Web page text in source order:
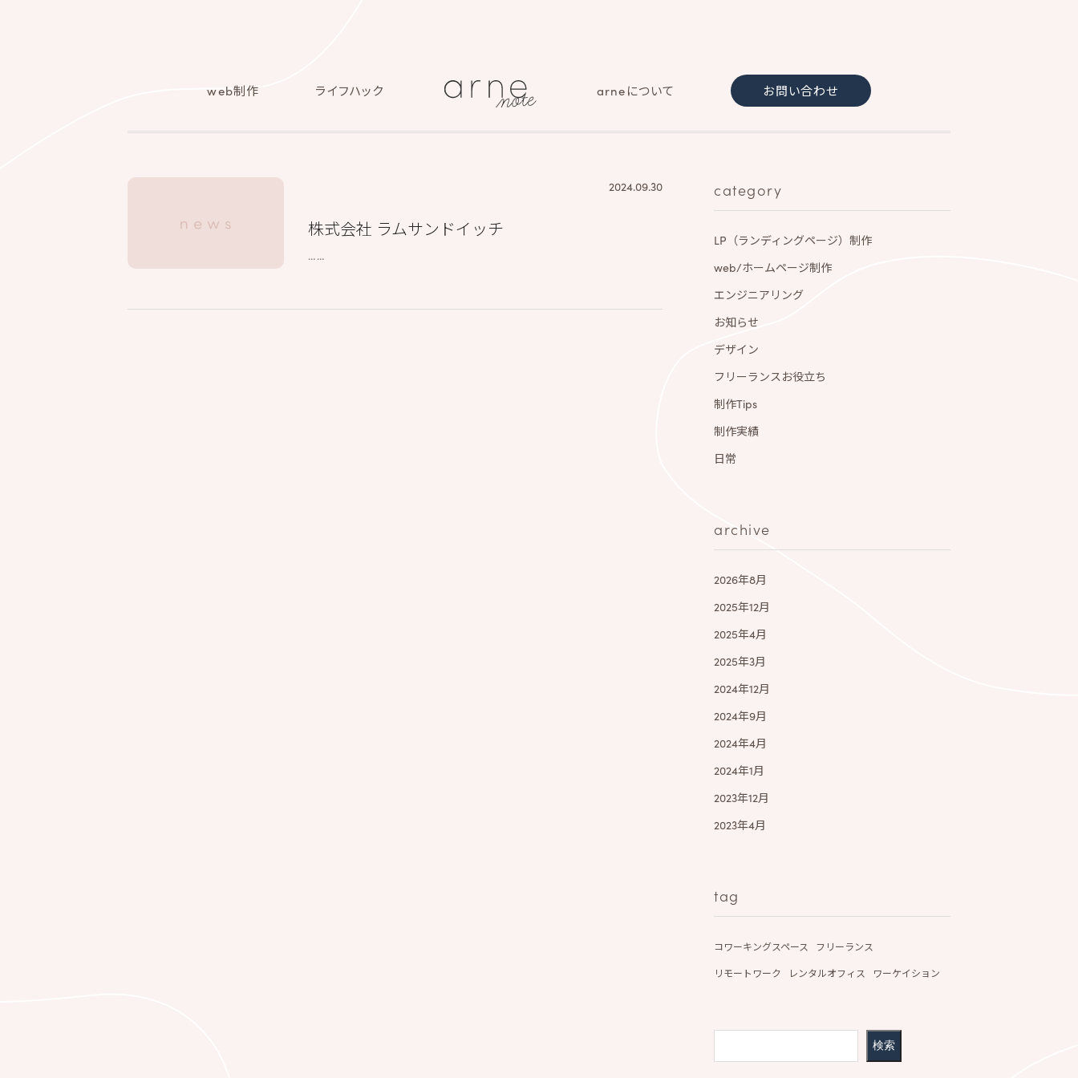
web制作 ライフハック arneについて お問い合わせ
2024.09.30
株式会社 ラムサンドイッチ
……
category
LP（ランディングページ）制作
web/ホームページ制作
エンジニアリング
お知らせ
デザイン
フリーランスお役立ち
制作Tips
制作実績
日常
archive
2026年8月
2025年12月
2025年4月
2025年3月
2024年12月
2024年9月
2024年4月
2024年1月
2023年12月
2023年4月
tag
コワーキングスペース フリーランス
リモートワーク レンタルオフィス ワーケイション
検索